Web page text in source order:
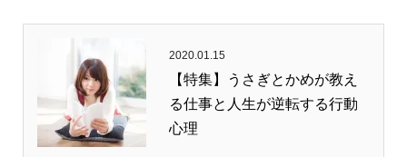
2020.01.15
【特集】うさぎとかめが教え
る仕事と人生が逆転する行動
心理